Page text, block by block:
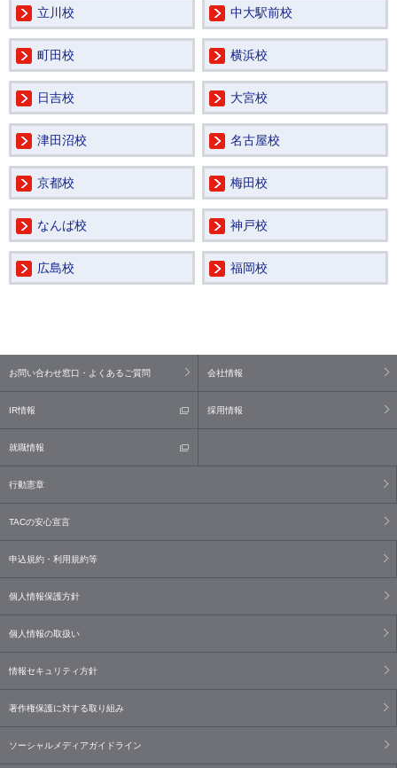
立川校 中大駅前校
町田校 横浜校
日吉校 大宮校
津田沼校 名古屋校
京都校 梅田校
なんば校 神戸校
広島校 福岡校
お問い合わせ窓口・よくあるご質問 会社情報
IR情報 採用情報
就職情報
行動憲章
TACの安心宣言
申込規約・利用規約等
個人情報保護方針
個人情報の取扱い
情報セキュリティ方針
著作権保護に対する取り組み
ソーシャルメディアガイドライン